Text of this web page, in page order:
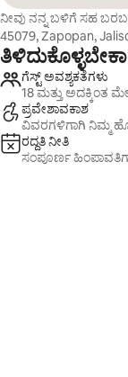
ನೀವು ನನ್ನ ಬಳಿಗೆ ಸಹ
45079, Zapopan,
ಗೆಸ್ಟ್ ಅವಶ್ಯಕತೆಗಳು
18 ಮತ್ತು ಅದಕ್ಕಿಂತ
ಪ್ರವೇಶಾವಕಾಶ
ವಿವರಗಳಿಗಾಗಿ ನಿಮ್ಮ
ರದ್ದತಿ ನೀತಿ
ಸಂಪೂರ್ಣ